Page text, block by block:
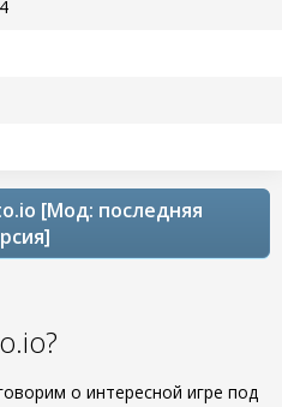
[Мод: последняя
о интересной игре под